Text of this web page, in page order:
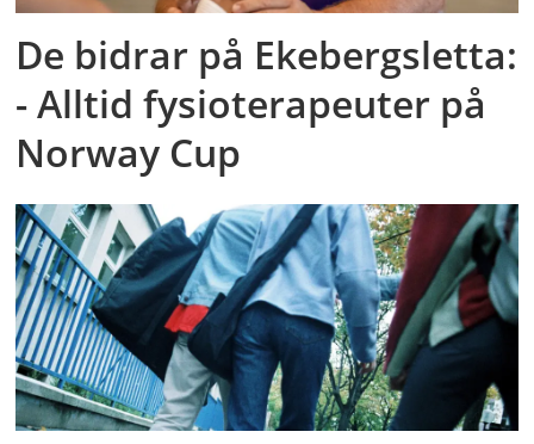
De bidrar på Ekebergsletta:
- Alltid fysioterapeuter på
Norway Cup